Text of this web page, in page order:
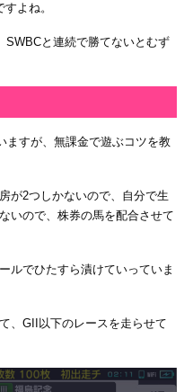
よね。
SWBCと連続で勝てないとむず
ますが、無課金で遊ぶコツを教
が2つしかないので、自分で生
いので、株券の馬を配合させて
ルでひたすら漬けていっていま
、GII以下のレースを走らせて